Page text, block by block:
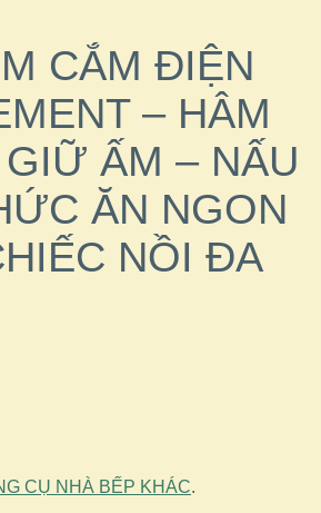
CẮM ĐIỆN
– HÂM
ẤM – NẤU
ĂN NGON
NỒI ĐA
CỤ NHÀ BẾP KHÁC.